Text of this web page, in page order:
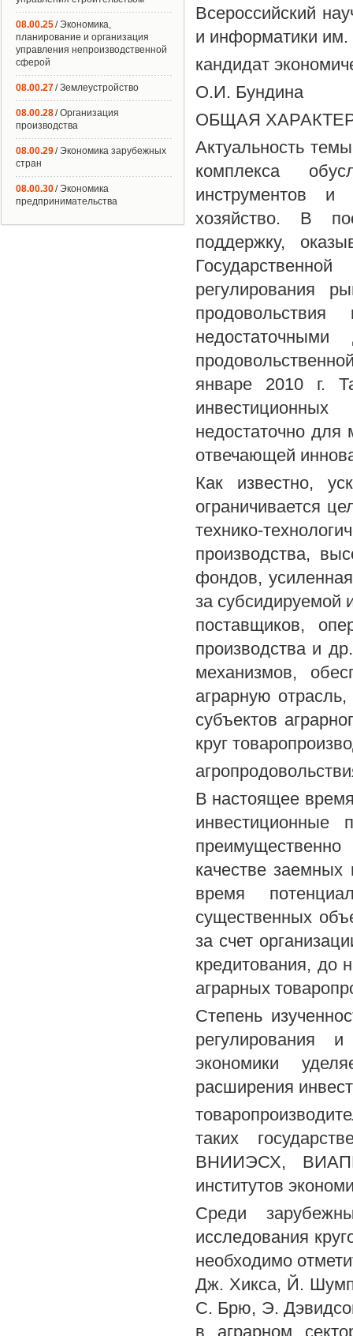
Всероссийский
и информатики
кандидат
О.И. Бундина
ОБЩАЯ
Актуальность
комплекса
инструментов и
хозяйство. В
поддержку,
регулирования
январе 2010 г.
недостаточно для
отвечающей
Как известно,
ограничивается
технико-
производства,
фондов,
за субсидируемой
поставщиков,
производства и
механизмов,
аграрную
субъектов
круг
В настоящее
инвестиционные
качестве заемных
время
существенных
за счет
кредитования, до
аграрных
Степень
регулирования
экономики
расширения
таких
ВНИИЭСХ,
институтов
Среди
исследования
необходимо
Дж. Хикса, Й.
С. Брю, Э.
в аграрном
08.00.25/ Экономика,
планирование и организация
управления непроизводственной
сферой
08.00.27/ Землеустройство
08.00.28/ Организация
производства
08.00.29/ Экономика зарубежных
стран
08.00.30/ Экономика
предпринимательства